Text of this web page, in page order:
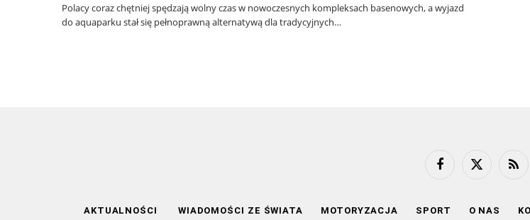
Polacy coraz chętniej spędzają wolny czas w nowoczesnych kompleksach basenowych, a wyjazd
do aquaparku stał się pełnoprawną alternatywą dla tradycyjnych…
FacebookX
RSS
AKTUALNOŚCI WIADOMOŚCI ZE ŚWIATA MOTORYZACJA SPORT O NAS